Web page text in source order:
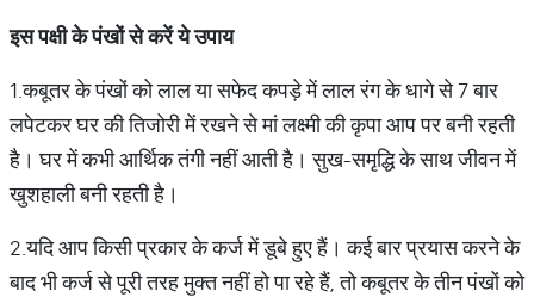
इसपक्षीकेपंखोंसेकरेंयेउपाय
1.कबूतर के पंखों को लाल या सफेद कपड़े में लाल रंग के धागे से 7 बार
लपेटकर घर की तिजोरी में रखने से मां लक्ष्मी की कृपा आप पर बनी रहती
है। घर में कभी आर्थिक तंगी नहीं आती है। सुख-समृद्धि के साथ जीवन में
खुशहाली बनी रहती है।
2.यदि आप किसी प्रकार के कर्ज में डूबे हुए हैं। कई बार प्रयास करने के
बाद भी कर्ज से पूरी तरह मुक्त नहीं हो पा रहे हैं, तो कबूतर के तीन पंखों को